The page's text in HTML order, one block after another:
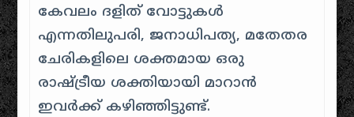
കേവലം ദളിത് വോട്ടുകൾ
എന്നതിലുപരി, ജനാധിപത്യ, മതേതര
ചേരികളിലെ ശക്തമായ ഒരു
രാഷ്ട്രീയ ശക്തിയായി മാറാൻ
ഇവർക്ക് കഴിഞ്ഞിട്ടുണ്ട്.